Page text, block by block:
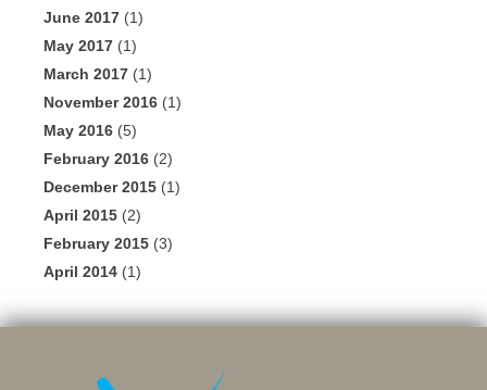
June 2017 (1)
May 2017 (1)
March 2017 (1)
November 2016 (1)
May 2016 (5)
February 2016 (2)
December 2015 (1)
April 2015 (2)
February 2015 (3)
April 2014 (1)